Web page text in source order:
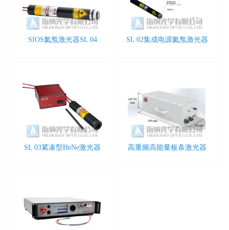
SIOS氦氖激光器SL 04 SL 02集成电源氦氖激光器
SL 03紧凑型HeNe激光器 高重频高能量板条激光器